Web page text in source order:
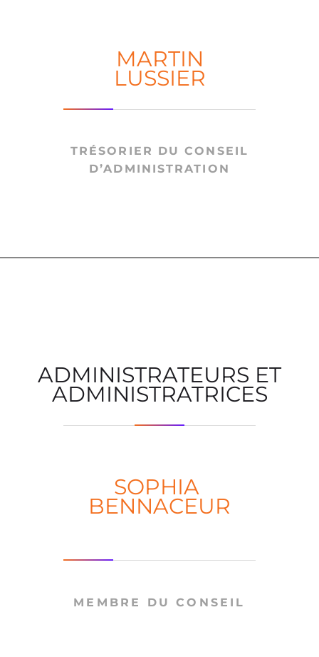
MARTIN
LUSSIER
TRÉSORIER DU CONSEIL
D’ADMINISTRATION
ADMINISTRATEURS ET
ADMINISTRATRICES
SOPHIA
BENNACEUR
MEMBRE DU CONSEIL